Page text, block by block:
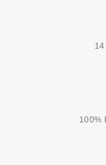
100%